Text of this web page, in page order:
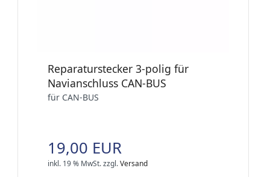
Reparaturstecker 3-polig für
Navianschluss CAN-BUS
für CAN-BUS
19,00 EUR
inkl. 19 % MwSt.zzgl.Versand